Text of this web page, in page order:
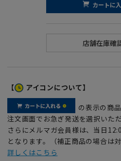
カートに
【 アイコンについて】
の表示の商品
注文画面でお急ぎ発送を選択いただ
さらにメルマガ会員様は、当日
となります。（補正商品の場合は対
詳しくはこちら